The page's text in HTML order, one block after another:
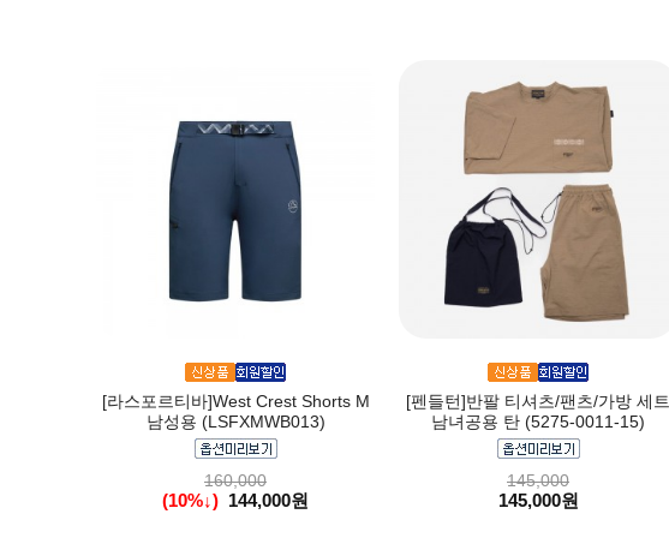
[라스포르티바]West Crest Shorts M
남성용 (LSFXMWB013)
160,000
(10%↓) 144,000원
[펜들턴]반팔 티셔츠/팬츠/가방 세트
남녀공용 탄 (5275-0011-15)
145,000
145,000원